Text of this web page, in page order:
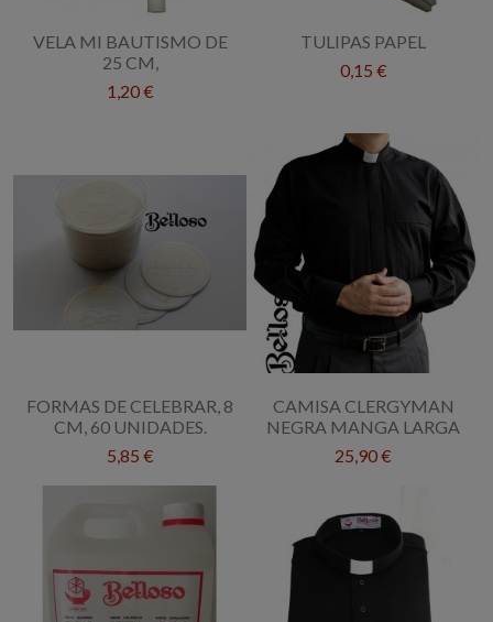
VELA MI BAUTISMO DE
25 CM,
1,20 €
TULIPAS PAPEL
0,15 €
FORMAS DE CELEBRAR, 8
CM, 60 UNIDADES.
5,85 €
CAMISA CLERGYMAN
NEGRA MANGA LARGA
25,90 €